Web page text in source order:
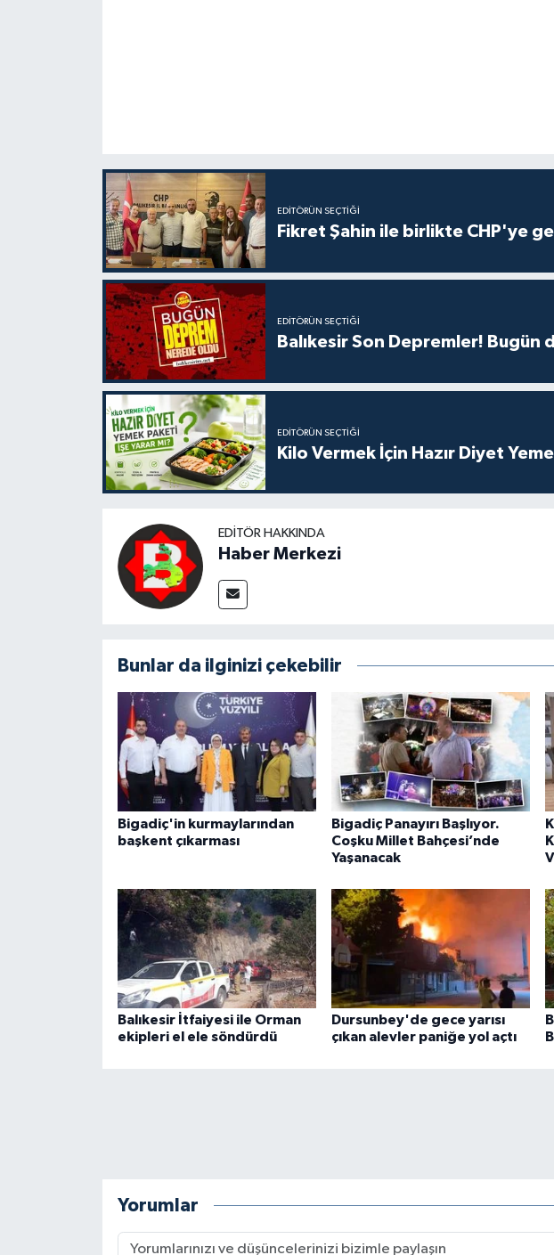
EDITÖRÜN SEÇTIĞI
Fikret Şahin ile birlikte CHP'ye
EDITÖRÜN SEÇTIĞI
Balıkesir Son Depremler! Bugün
EDITÖRÜN SEÇTIĞI
Kilo Vermek İçin Hazır Diyet
EDITÖR HAKKINDA
Haber Merkezi
Bunlar da ilginizi çekebilir
Bigadiç'in kurmaylarından
başkent çıkarması
Bigadiç Panayırı Başlıyor.
Coşku Millet Bahçesi’nde
Yaşanacak
Balıkesir İtfaiyesi ile Orman
ekipleri el ele söndürdü
Dursunbey'de gece yarısı
çıkan alevler paniğe yol açtı
Yorumlar